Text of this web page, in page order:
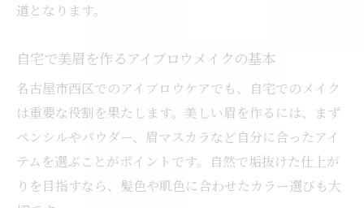
道となります。
自宅で美眉を作るアイブロウメイクの基本
名古屋市西区でのアイブロウケアでも、自宅でのメイク
は重要な役割を果たします。美しい眉を作るには、まず
ペンシルやパウダー、眉マスカラなど自分に合ったアイ
テムを選ぶことがポイントです。自然で垢抜けた仕上が
りを目指すなら、髪色や肌色に合わせたカラー選びも大